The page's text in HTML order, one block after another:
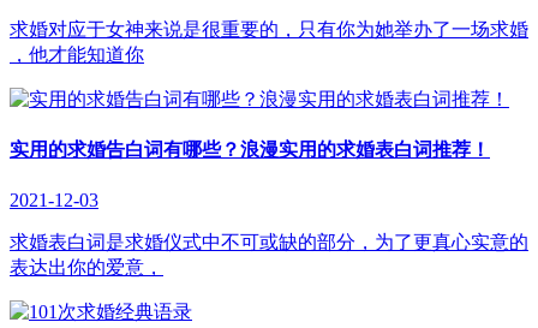
求婚对应于女神来说是很重要的，只有你为她举办了一场求婚
，他才能知道你
实用的求婚告白词有哪些？浪漫实用的求婚表白词推荐！
2021-12-03
求婚表白词是求婚仪式中不可或缺的部分，为了更真心实意的
表达出你的爱意，